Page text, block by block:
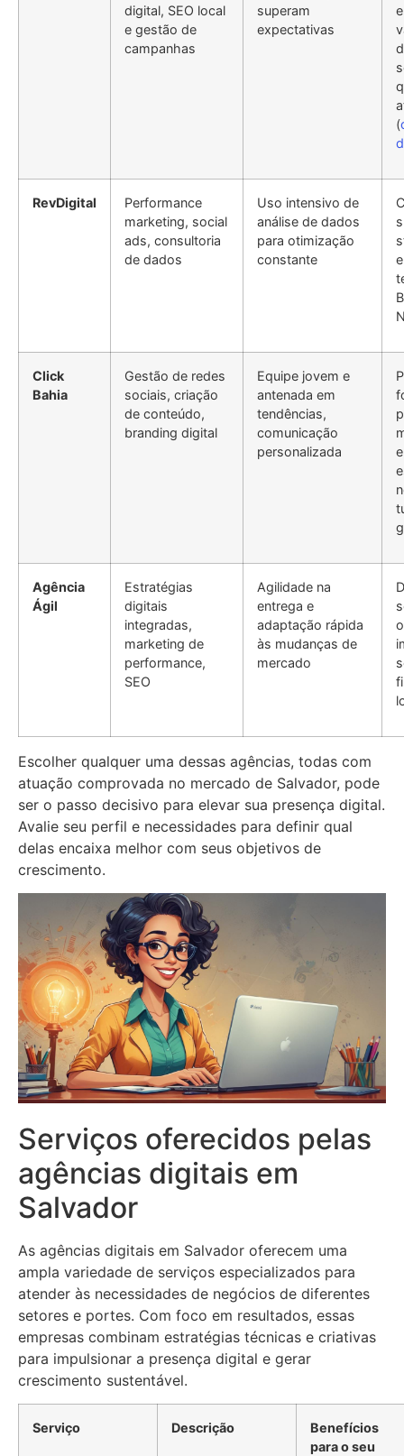
digital, SEO local
e gestão de
campanhas
superam
expectativas
(
RevDigital
Performance
marketing, social
ads, consultoria
de dados
Uso intensivo de
análise de dados
para otimização
constante
Click
Bahia
Gestão de redes
sociais, criação
de conteúdo,
branding digital
Equipe jovem e
antenada em
tendências,
comunicação
personalizada
Agência
Ágil
Estratégias
digitais
integradas,
marketing de
performance,
SEO
Agilidade na
entrega e
adaptação rápida
às mudanças de
mercado
Escolher qualquer uma dessas agências, todas com
atuação comprovada no mercado de Salvador, pode
ser o passo decisivo para elevar sua presença digital.
Avalie seu perfil e necessidades para definir qual
delas encaixa melhor com seus objetivos de
crescimento.
Serviços oferecidos pelas
agências digitais em
Salvador
As agências digitais em Salvador oferecem uma
ampla variedade de serviços especializados para
atender às necessidades de negócios de diferentes
setores e portes. Com foco em resultados, essas
empresas combinam estratégias técnicas e criativas
para impulsionar a presença digital e gerar
crescimento sustentável.
Serviço Descrição
Benefícios
para o seu